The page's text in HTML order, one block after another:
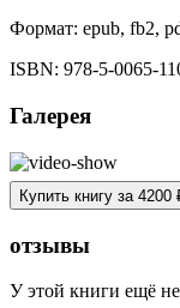
Формат: epub, fb2,
ISBN: 978-5-0065-
Галерея
Купить книгу за 4200
отзывы
У этой книги ещё